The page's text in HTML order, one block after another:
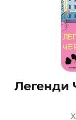
Енциклопедії,
Подарункові
Легенди